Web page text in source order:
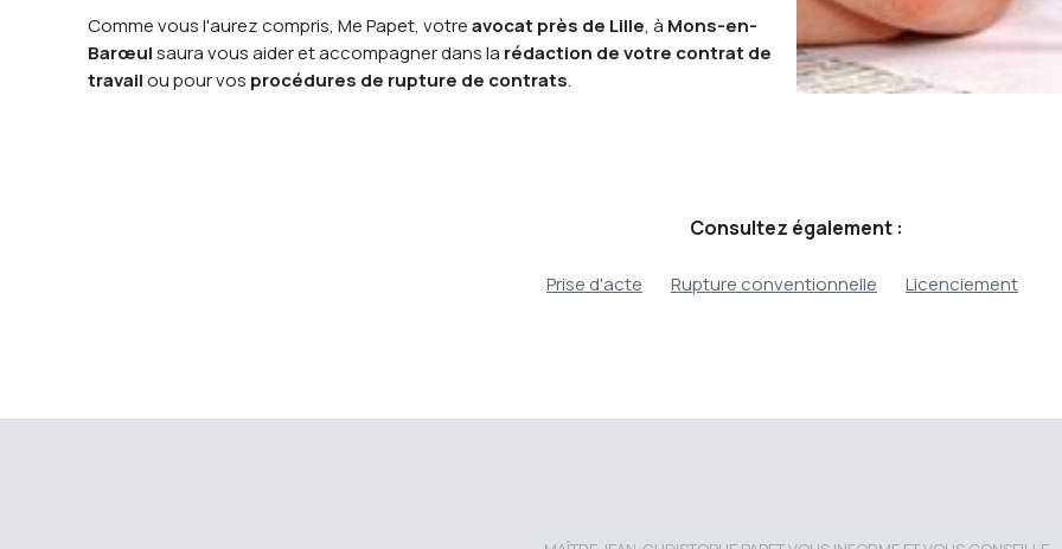
Comme vous l'aurez compris, Me Papet, votreavocat près de Lille, à Mons-en-
Barœulsaura vous aider et accompagner dans la rédaction de votre contrat de
travailou pour vos procédures de rupture de contrats.
Consultez également :
Prise d'acte Rupture conventionnelle Licenciement